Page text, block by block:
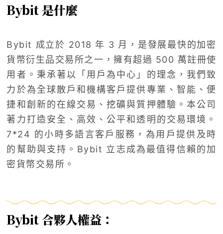
Bybit 是什麼
Bybit 成立於 2018 年 3 月，是發展最快的加密
貨幣衍生品交易所之一，擁有超過 500 萬註冊使
用者。秉承著以「用戶為中心」的理念，我們致
力於為全球散戶和機構客戶提供專業、智能、便
捷和創新的在線交易、挖礦與質押體驗。本公司
著力打造安全、高效、公平和透明的交易環境。
7*24 的小時多語言客戶服務，為用戶提供及時
的幫助與支持。Bybit 立志成為最值得信賴的加
密貨幣交易所。
Bybit 合夥人權益：